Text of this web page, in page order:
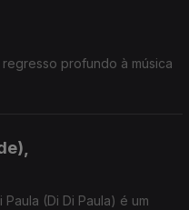
regresso profundo à música
(Di Di Paula) é um